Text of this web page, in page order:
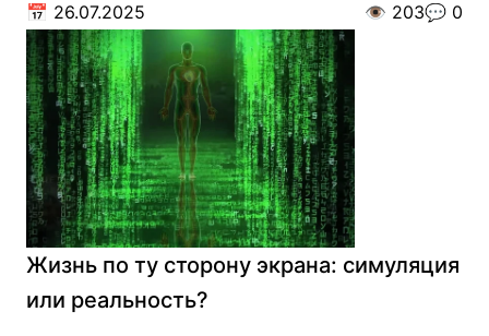
📅 26.07.2025 👁️ 203💬 0
Жизнь по ту сторону экрана: симуляция
или реальность?